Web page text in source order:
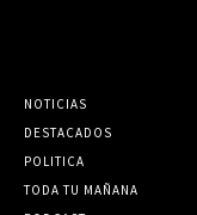
NOTICIAS
DESTACADOS
POLITICA
TODA TU MAÑANA